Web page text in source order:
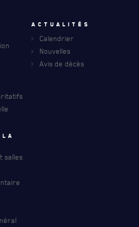
INFOLETTRE
À PROPOS DU R22ER
Actualités
Calendrier
Nouvelles
Avis de décès
la
salles